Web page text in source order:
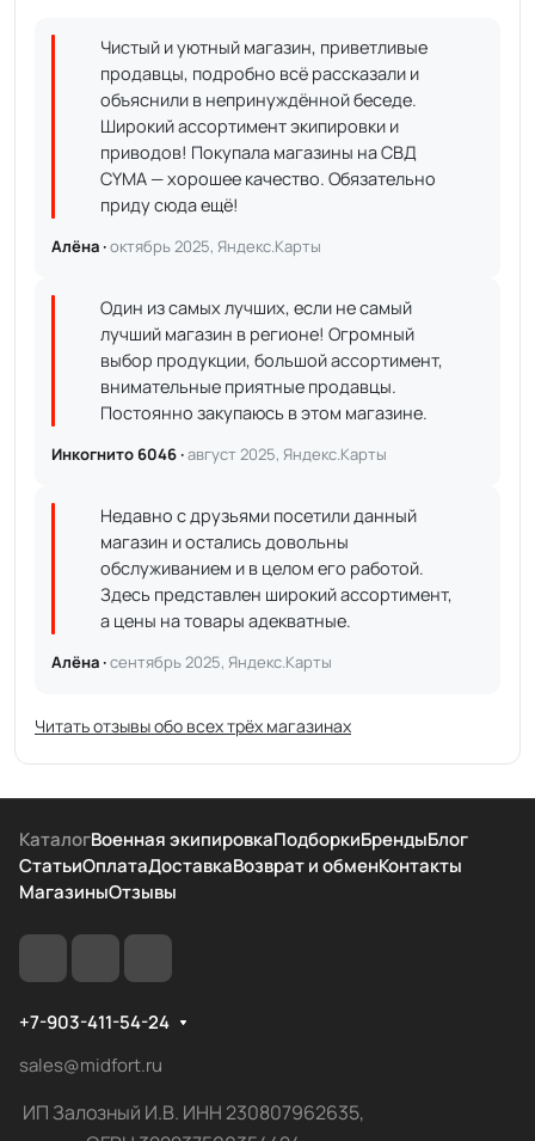
Чистый и уютный магазин, приветливые
продавцы, подробно всё рассказали и
объяснили в непринуждённой беседе.
Широкий ассортимент экипировки и
приводов! Покупала магазины на СВД
CYMA — хорошее качество. Обязательно
приду сюда ещё!
Алёна ·октябрь 2025, Яндекс.Карты
Один из самых лучших, если не самый
лучший магазин в регионе! Огромный
выбор продукции, большой ассортимент,
внимательные приятные продавцы.
Постоянно закупаюсь в этом магазине.
Инкогнито 6046 ·август 2025, Яндекс.Карты
Недавно с друзьями посетили данный
магазин и остались довольны
обслуживанием и в целом его работой.
Здесь представлен широкий ассортимент,
а цены на товары адекватные.
Алёна ·сентябрь 2025, Яндекс.Карты
Читать отзывы обо всех трёх магазинах
КаталогВоенная экипировкаПодборкиБрендыБлог
СтатьиОплатаДоставкаВозврат и обменКонтакты
МагазиныОтзывы
+7-903-411-54-24
sales@midfort.ru
ИП Залозный И.В. ИНН 230807962635,